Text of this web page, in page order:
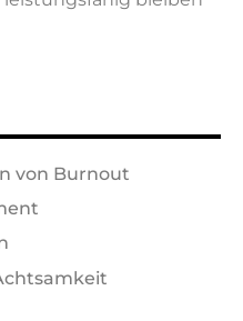
von Burnout